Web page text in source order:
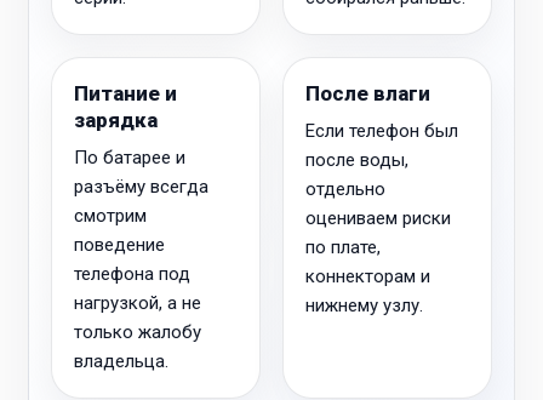
Питание и
зарядка
По батарее и
разъёму всегда
смотрим
поведение
телефона под
нагрузкой, а не
только жалобу
владельца.
После влаги
Если телефон был
после воды,
отдельно
оцениваем риски
по плате,
коннекторам и
нижнему узлу.